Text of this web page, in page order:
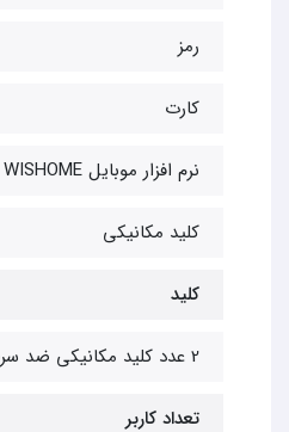
رمز
کارت
نرم افزار موبایل WISHOME
کلید مکانیکی
کلید
2 عدد کلید مکانیکی ضد سرقت
تعداد کاربر